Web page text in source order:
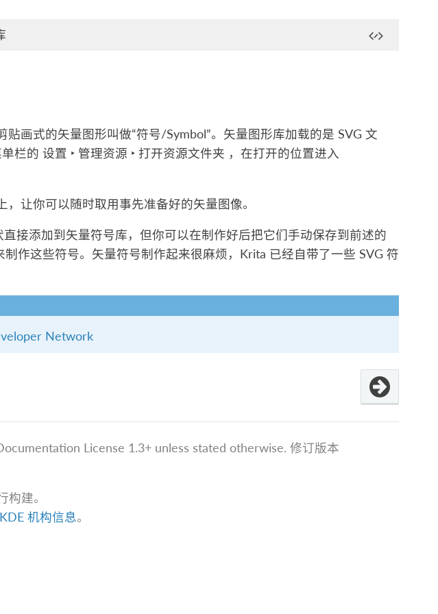
画式的矢量图形叫做“符号/Symbol”。矢量图形库加载的是 SVG 文
栏的 设置 ‣ 管理资源 ‣ 打开资源文件夹 ，在打开的位置进入
让你可以随时取用事先准备好的矢量图像。
接添加到矢量符号库，但你可以在制作好后把它们手动保存到前述的
制作这些符号。矢量符号制作起来很麻烦，Krita 已经自带了一些 SVG 符
Network
License 1.3+ unless stated otherwise. 修订版本
构建。
KDE 机构信息。